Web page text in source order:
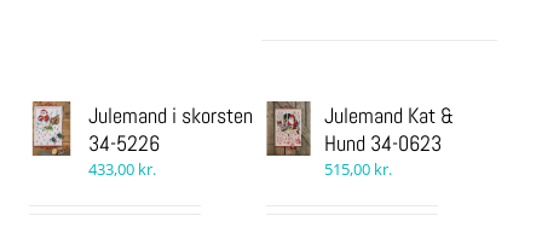
Julemand i skorsten
34-5226
433,00 kr.
Julemand Kat &
Hund 34-0623
515,00 kr.